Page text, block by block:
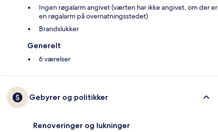
Ingen røgalarm angivet (værten har ikke angivet, om der er
en røgalarm på overnatningsstedet)
Brandslukker
Generelt
6 værelser
Gebyrer og politikker
Renoveringer og lukninger